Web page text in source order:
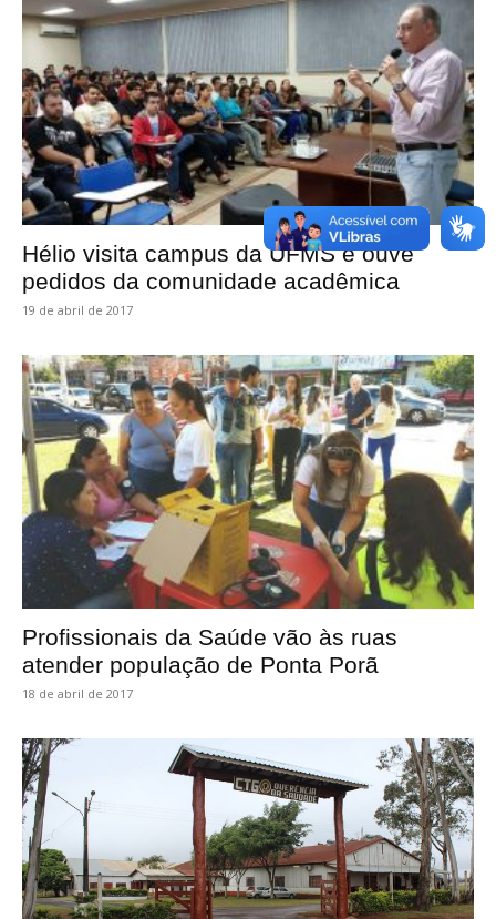
Hélio visita campus da UFMS e ouve
pedidos da comunidade acadêmica
19 de abril de 2017
Profissionais da Saúde vão às ruas
atender população de Ponta Porã
18 de abril de 2017